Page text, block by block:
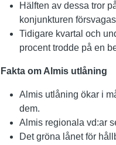
Hälften av dessa tror
konjunkturen
Tidigare kvartal och
procent trodde på en
Fakta om Almis utlåning
Almis utlåning ökar i
dem.
Almis regionala vd:ar
Det gröna lånet för